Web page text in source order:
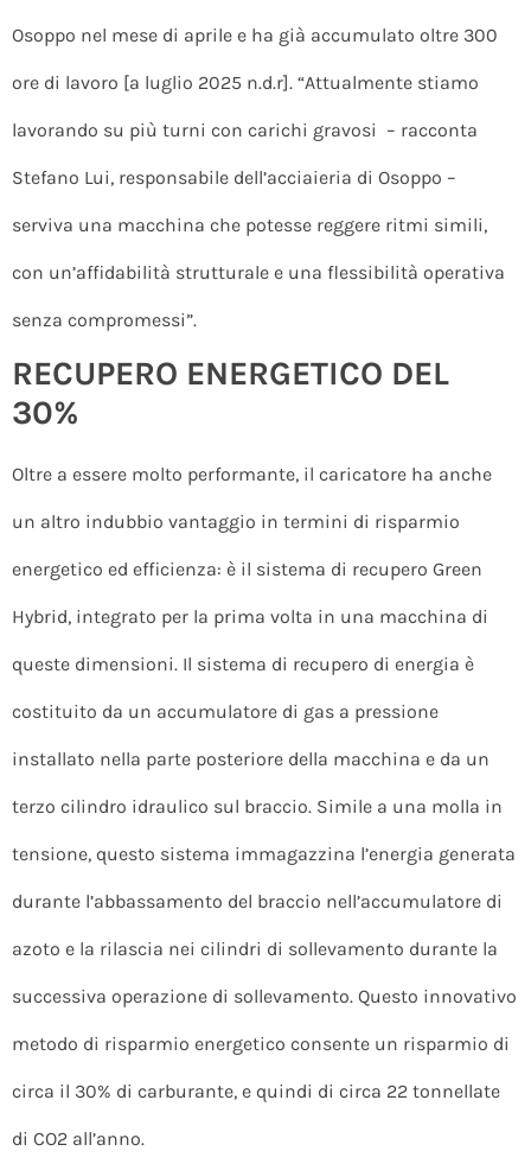
Osoppo nel mese di aprile e ha già accumulato oltre 300
ore di lavoro [a luglio 2025 n.d.r]. “Attualmente stiamo
lavorando su più turni con carichi gravosi – racconta
Stefano Lui, responsabile dell’acciaieria di Osoppo –
serviva una macchina che potesse reggere ritmi simili,
con un’affidabilità strutturale e una flessibilità operativa
senza compromessi”.
RECUPERO ENERGETICO DEL
30%
Oltre a essere molto performante, il caricatore ha anche
un altro indubbio vantaggio in termini di risparmio
energetico ed efficienza: è il sistema di recupero Green
Hybrid, integrato per la prima volta in una macchina di
queste dimensioni. Il sistema di recupero di energia è
costituito da un accumulatore di gas a pressione
installato nella parte posteriore della macchina e da un
terzo cilindro idraulico sul braccio. Simile a una molla in
tensione, questo sistema immagazzina l’energia generata
durante l’abbassamento del braccio nell’accumulatore di
azoto e la rilascia nei cilindri di sollevamento durante la
successiva operazione di sollevamento. Questo innovativo
metodo di risparmio energetico consente un risparmio di
circa il 30% di carburante, e quindi di circa 22 tonnellate
di CO2 all’anno.